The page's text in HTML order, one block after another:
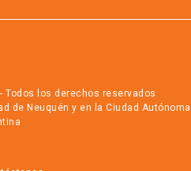
Todos los derechos reservados
de Neuquén y en la Ciudad Autónoma